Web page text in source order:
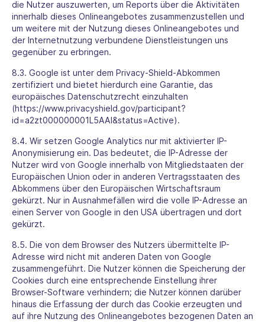
die Nutzer auszuwerten, um Reports über die Aktivitäten
innerhalb dieses Onlineangebotes zusammenzustellen und
um weitere mit der Nutzung dieses Onlineangebotes und
der Internetnutzung verbundene Dienstleistungen uns
gegenüber zu erbringen.
8.3. Google ist unter dem Privacy-Shield-Abkommen
zertifiziert und bietet hierdurch eine Garantie, das
europäisches Datenschutzrecht einzuhalten
(https://www.privacyshield.gov/participant?
id=a2zt000000001L5AAI&status=Active).
8.4. Wir setzen Google Analytics nur mit aktivierter IP-
Anonymisierung ein. Das bedeutet, die IP-Adresse der
Nutzer wird von Google innerhalb von Mitgliedstaaten der
Europäischen Union oder in anderen Vertragsstaaten des
Abkommens über den Europäischen Wirtschaftsraum
gekürzt. Nur in Ausnahmefällen wird die volle IP-Adresse an
einen Server von Google in den USA übertragen und dort
gekürzt.
8.5. Die von dem Browser des Nutzers übermittelte IP-
Adresse wird nicht mit anderen Daten von Google
zusammengeführt. Die Nutzer können die Speicherung der
Cookies durch eine entsprechende Einstellung ihrer
Browser-Software verhindern; die Nutzer können darüber
hinaus die Erfassung der durch das Cookie erzeugten und
auf ihre Nutzung des Onlineangebotes bezogenen Daten an